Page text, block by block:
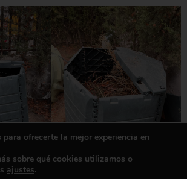
ofrecerte la mejor experiencia en
sobre qué cookies utilizamos o
ajustes.